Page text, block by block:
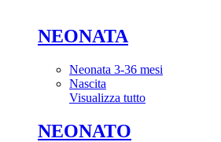
NEONATA
Neonata 3-36 mesi
Nascita
Visualizza tutto
NEONATO